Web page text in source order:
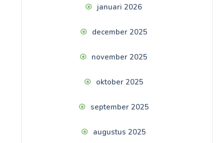
januari 2026
december 2025
november 2025
oktober 2025
september 2025
augustus 2025